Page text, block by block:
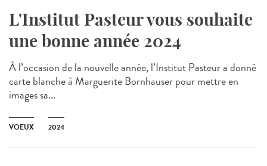
L'Institut Pasteur vous souhaite
une bonne année 2024
À l’occasion de la nouvelle année, l’Institut Pasteur a donné
carte blanche à Marguerite Bornhauser pour mettre en
images sa...
VOEUX 2024